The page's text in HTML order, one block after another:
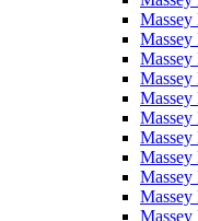
Massey
Massey
Massey
Massey
Massey
Massey
Massey
Massey
Massey
Massey
Massey